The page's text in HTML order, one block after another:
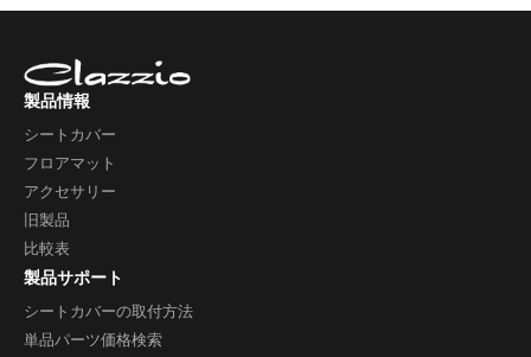
製品情報
シートカバー
フロアマット
アクセサリー
旧製品
比較表
製品サポート
シートカバーの取付方法
単品パーツ価格検索